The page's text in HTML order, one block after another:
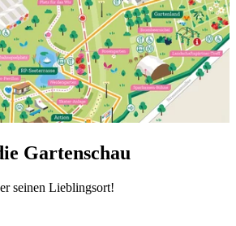
Gartenschau
seinen Lieblingsort!